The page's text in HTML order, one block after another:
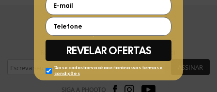
Receba ofertas exclusivas da Phooto no seu e-mail
ASSINAR
SIGA A PHOOTO